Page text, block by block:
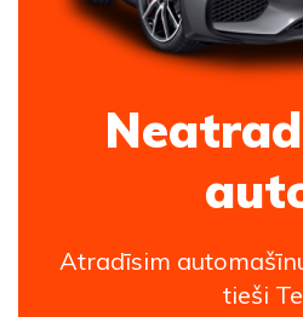
Atradīsim
tieši